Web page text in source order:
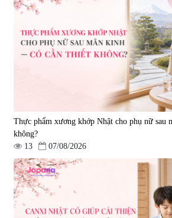
Viên uống bổ gan Ribeto Shoji
| 543.205
690.000 đ
Viên
phục hồi
Liver Ex
07/2027
Viên uống hỗ trợ tim mạch AFC
Rich Coenzyme Q10 - 120 viên
2.890.000 đ
Viên
Ribeto
viên
Thực phẩm xương khớp Nhật cho phụ nữ sau
không?
13
07/08/2026